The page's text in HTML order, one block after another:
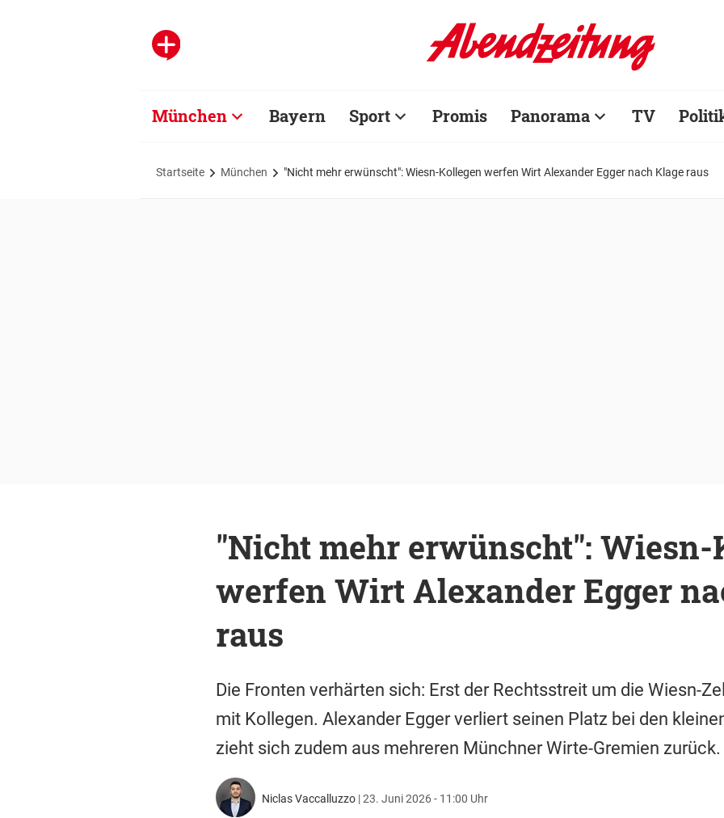
München Bayern Sport Promis Panorama TV
Startseite München "Nicht mehr erwünscht": Wiesn-Kollegen werfen Wirt Alexander Egger nach Klage raus
"Nicht mehr erwünscht": Wiesn-
werfen Wirt Alexander Egger
raus
Die Fronten verhärten sich: Erst der Rechtsstreit um die Wiesn-
mit Kollegen. Alexander Egger verliert seinen Platz bei den
zieht sich zudem aus mehreren Münchner Wirte-Gremien zurück.
Niclas Vaccalluzzo |23. Juni 2026 - 11:00 Uhr